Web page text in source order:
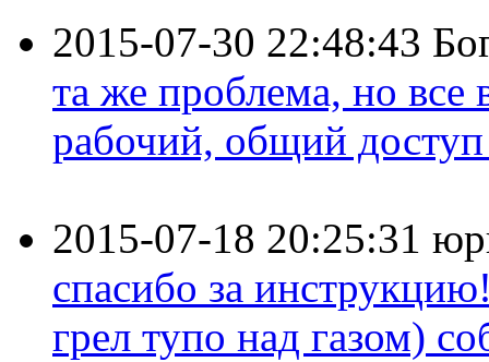
2015-07-30 22:48:43
та же проблема, но все
рабочий, общий доступ
2015-07-18 20:25:31
спасибо за
грел тупо над газом)